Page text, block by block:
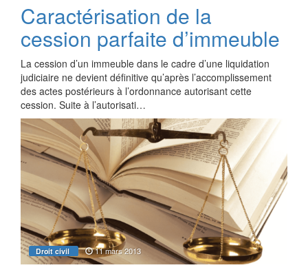
Caractérisation de la
cession parfaite d’immeuble
La cession d’un immeuble dans le cadre d’une liquidation
judiciaire ne devient définitive qu’après l’accomplissement
des actes postérieurs à l’ordonnance autorisant cette
cession. Suite à l’autorisati…
Droit civil 11 mars 2013